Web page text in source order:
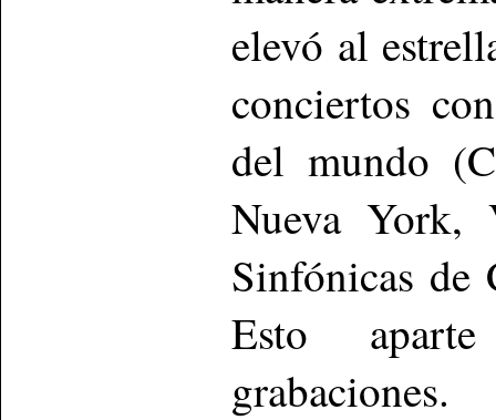
elevó al
conciertos
del mundo
Nueva York,
Sinfónicas de
Esto
grabaciones.